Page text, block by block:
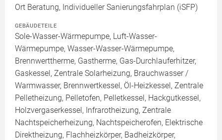
Ort Beratung, Individueller Sanierungsfahrplan (iSFP)
GEBÄUDETEILE
Sole-Wasser-Wärmepumpe, Luft-Wasser-
Wärmepumpe, Wasser-Wasser-Wärmepumpe,
Brennwerttherme, Gastherme, Gas-Durchlauferhitzer,
Gaskessel, Zentrale Solarheizung, Brauchwasser /
Warmwasser, Brennwertkessel, Öl-Heizkessel, Zentrale
Pelletheizung, Pelletofen, Pelletkessel, Hackgutkessel,
Holzvergaserkessel, Infrarotheizung, Zentrale
Nachtspeicherheizung, Nachtspeicherofen, Elektrische
Direktheizung, Flachheizkörper, Badheizkörper,